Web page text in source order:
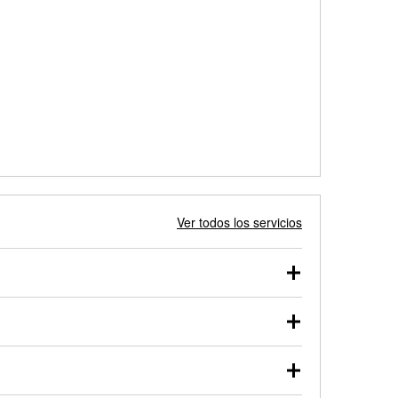
Ver todos los servicios
probarse dentro o fuera del vehículo y cargarse en
de nuestros profesionales te ayudará a encontrar
en el estacionamiento, o desmonta el